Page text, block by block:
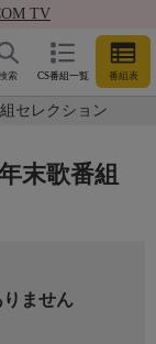
TV
CS番組一覧 番組表
索
セレクション
末歌番組
ません